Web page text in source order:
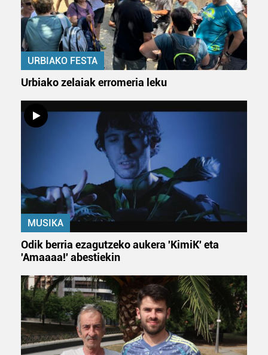
URBIAKO FESTA
Urbiako zelaiak erromeria leku
MUSIKA
Odik berria ezagutzeko aukera 'KimiK' eta
'Amaaaa!' abestiekin